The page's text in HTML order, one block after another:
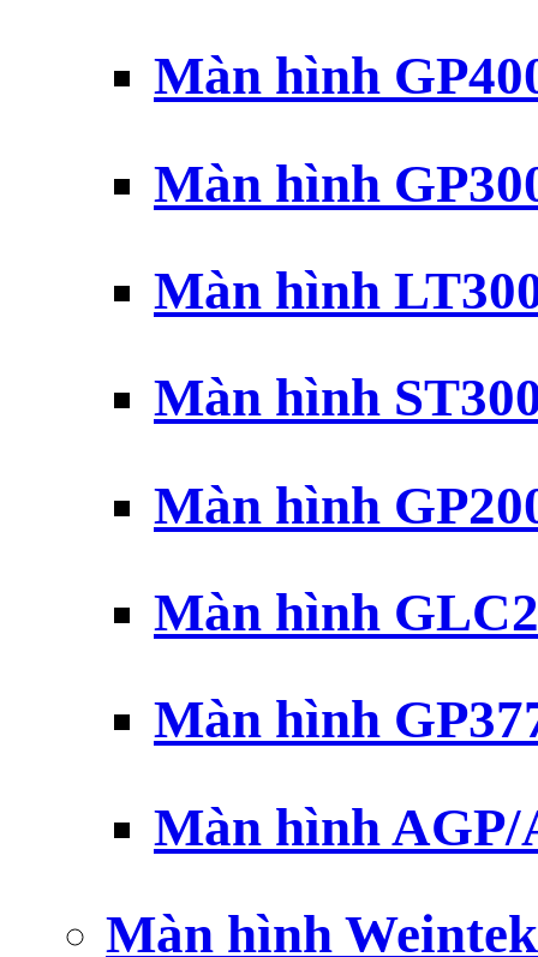
Màn hình
Màn hình
Màn hình
Màn hình
Màn hình
Màn hình
Màn hình
Màn hình AGP/
Màn hình